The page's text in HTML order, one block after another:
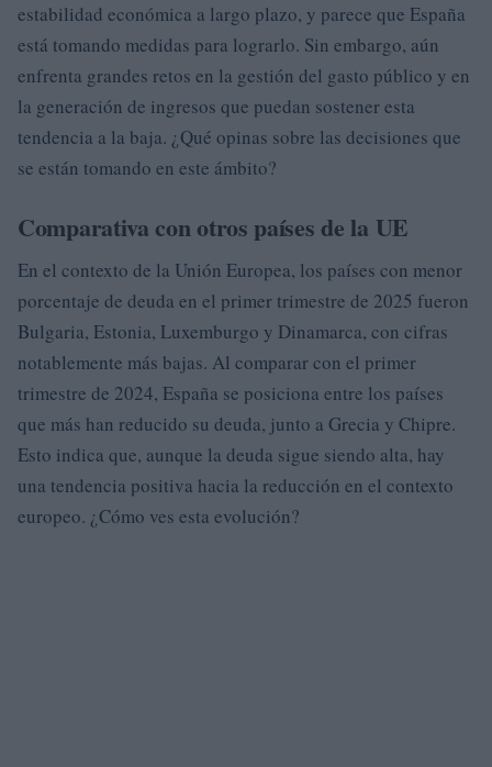
estabilidad económica a largo plazo, y parece que España
está tomando medidas para lograrlo. Sin embargo, aún
enfrenta grandes retos en la gestión del gasto público y en
la generación de ingresos que puedan sostener esta
tendencia a la baja. ¿Qué opinas sobre las decisiones que
se están tomando en este ámbito?
Comparativa con otros países de la UE
En el contexto de la Unión Europea, los países con menor
porcentaje de deuda en el primer trimestre de 2025 fueron
Bulgaria, Estonia, Luxemburgo y Dinamarca, con cifras
notablemente más bajas. Al comparar con el primer
trimestre de 2024, España se posiciona entre los países
que más han reducido su deuda, junto a Grecia y Chipre.
Esto indica que, aunque la deuda sigue siendo alta, hay
una tendencia positiva hacia la reducción en el contexto
europeo. ¿Cómo ves esta evolución?